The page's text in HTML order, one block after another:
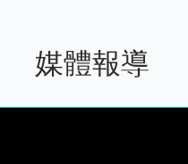
媒體報導